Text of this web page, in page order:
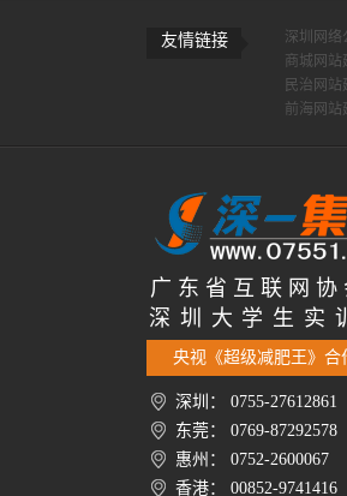
友情链接 深圳网络
商城网站
民治网站
前海网站
广 东 省 互 联 网 协
深 圳 大 学 生 实
央视《超级减肥王》合
深圳： 0755-27612861
东莞： 0769-87292578
惠州： 0752-2600067
香港： 00852-9741416